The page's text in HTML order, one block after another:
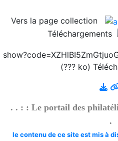
2026/08/01 : Album -
en 3D - Um Al
Album -
en 3D - Um Al
Album -
Album -
en 3D - Corée du
2026/08/01 :
Album -
en 3D - Corée du
2026/08/01 :Album -
Vers la page collection
Téléchargements
(??? ko)
. . : : Le portail des
.
le contenu de ce site est mis à